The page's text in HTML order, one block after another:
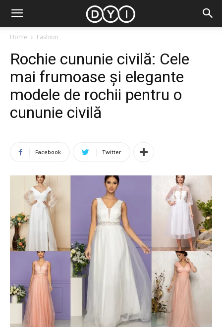
Home Fashion
Rochie cununie civilă: Cele
mai frumoase și elegante
modele de rochii pentru o
cununie civilă
Facebook Twitter